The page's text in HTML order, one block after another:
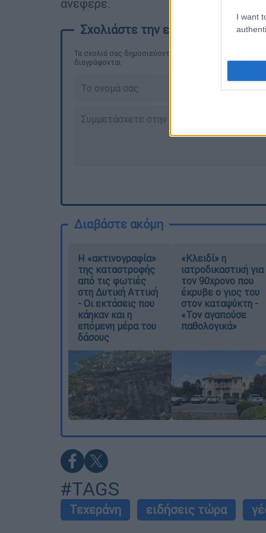
I want
ανέφερε.
Τα σχολιά σας δημοσιεύονται άμεσα με δική σας
διαγράφονται
Διαβάστε ακόμη
Η «ακτινογραφία»
της καταστροφής
από τις φωτιές
στη Δυτική Αττική
- Οι εκτάσεις που
κάηκαν και η
επόμενη μέρα του
δάσους
«Κλειδί» η
ιατροδικαστική για
τον 90χρονο που
έκρυβε ο γιος του
στον καταψύκτη -
«Τον αγαπούσε
παθολογικά»
#TAGS
Τεχεράνη ειδήσεις τώρα